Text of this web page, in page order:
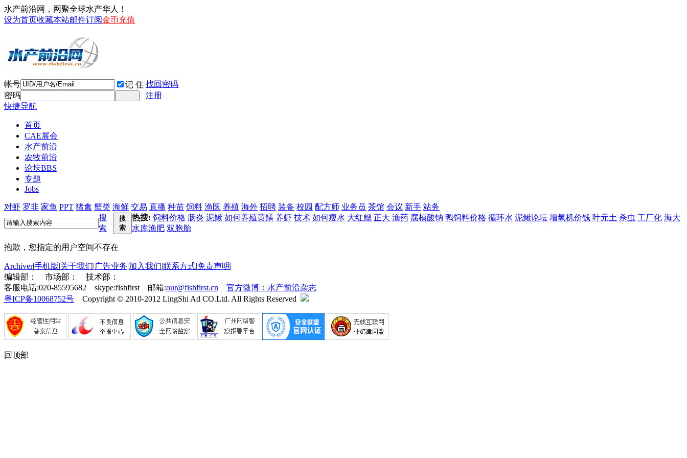
水产前沿网，网聚全球水产华人！
设为首页收藏本站邮件订阅金币充值
帐号 记 住 找回密码
密码
注册
快捷导航
首页
CAE展会
水产前沿
农牧前沿
论坛BBS
专题
Jobs
对虾 罗非 家鱼 PPT 猪禽 蟹类 海鲜 交易 直播 种苗 饲料 渔医 养殖 海外 招聘 装备 校园 配方师 业务员 茶馆 会议 新手 站务
搜
索
搜
索
热搜: 饲料价格 肠炎 泥鳅 如何养殖黄鳝 养虾 技术 如何瘦水 大红鳃 正大 渔药 腐植酸钠 鸭饲料价格 循环水 泥鳅论坛 增氧机价钱 叶元土 杀虫 工厂化 海大
水库渔肥 双胞胎
抱歉，您指定的用户空间不存在
Archiver|手机版|关于我们|广告业务|加入我们|联系方式|免责声明|
编辑部：
市场部：
技术部：
客服电话:020-85595682 skype:fishfirst 邮箱:our@fishfirst.cn
官方微博：水产前沿杂志
粤ICP备10068752号
Copyright © 2010-2012 LingShi Ad CO.Ltd. All Rights Reserved
回顶部